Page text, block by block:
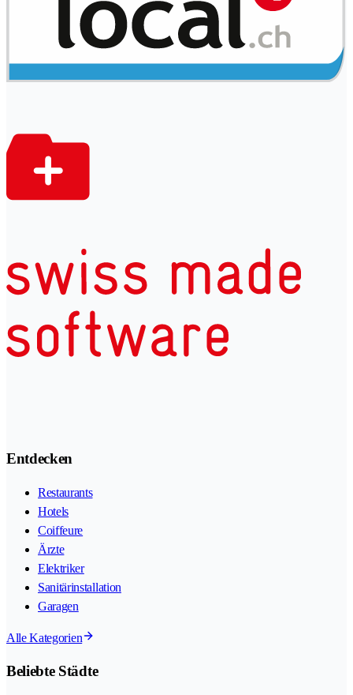
Entdecken
Restaurants
Hotels
Coiffeure
Ärzte
Elektriker
Sanitärinstallation
Garagen
Alle Kategorien
Beliebte Städte